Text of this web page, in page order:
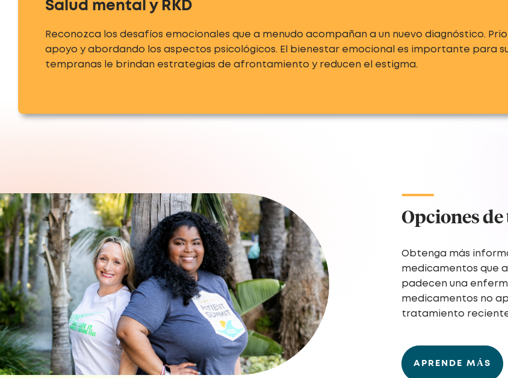
Salud mental y RKD
Reconozca los desafíos emocionales que a menudo acompañan a un nuevo diagnóstico.
apoyo y abordando los aspectos psicológicos. El bienestar emocional es importante para
tempranas le brindan estrategias de afrontamiento y reducen el estigma.
Opciones
Obtenga más
medicamentos que
padecen una
medicamentos no
tratamiento
APRENDE MÁS